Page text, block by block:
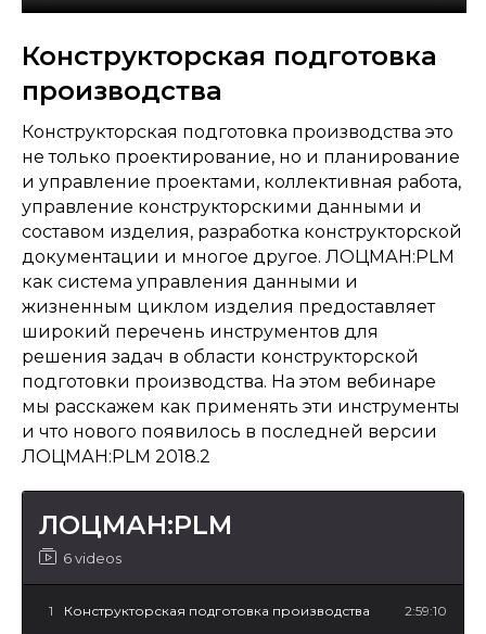
ЛОЦМАН:PLM
6 videos
1 Конструкторская подготовка производства 2:59:10
Конструкторская подготовка
производства
Конструкторская подготовка производства это
не только проектирование, но и планирование
и управление проектами, коллективная работа,
управление конструкторскими данными и
составом изделия, разработка конструкторской
документации и многое другое. ЛОЦМАН:PLM
как система управления данными и
жизненным циклом изделия предоставляет
широкий перечень инструментов для
решения задач в области конструкторской
подготовки производства. На этом вебинаре
мы расскажем как применять эти инструменты
и что нового появилось в последней версии
ЛОЦМАН:PLM 2018.2